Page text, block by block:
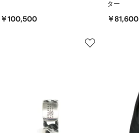
￥100,500
ター
￥81,600